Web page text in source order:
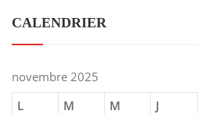
CALENDRIER
novembre 2025
L
M M J